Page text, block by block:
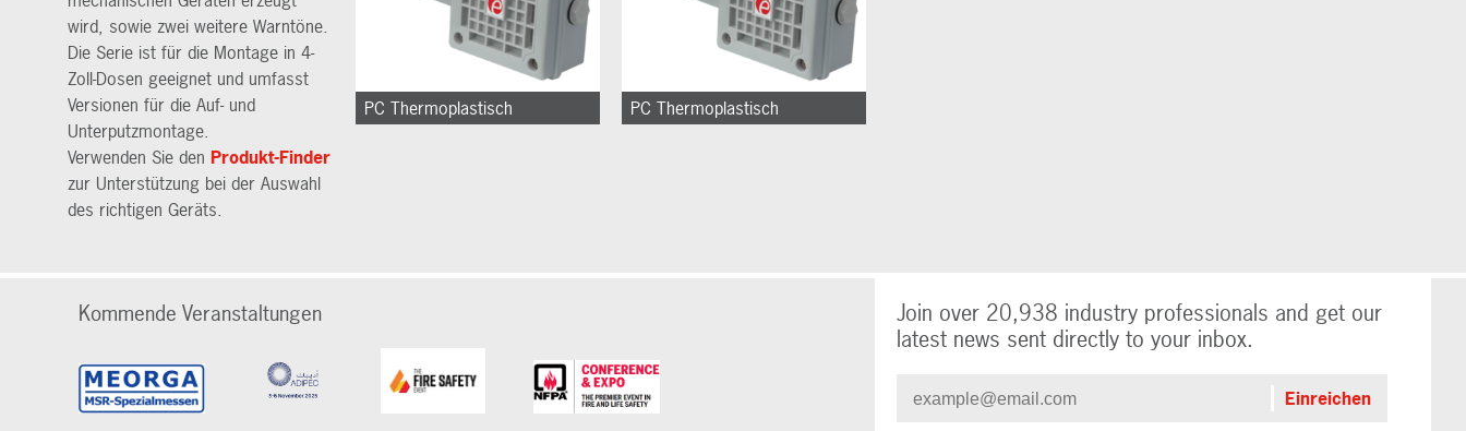
PC Thermoplastisch PC Thermoplastisch
wird, sowie zwei weitere Warntöne.
Die Serie ist für die Montage in 4-
Zoll-Dosen geeignet und umfasst
Versionen für die Auf- und
Unterputzmontage.
Verwenden Sie den Produkt-Finder
zur Unterstützung bei der Auswahl
des richtigen Geräts.
Kommende Veranstaltungen
Join over 20,938 industry professionals and get our
latest news sent directly to your inbox.